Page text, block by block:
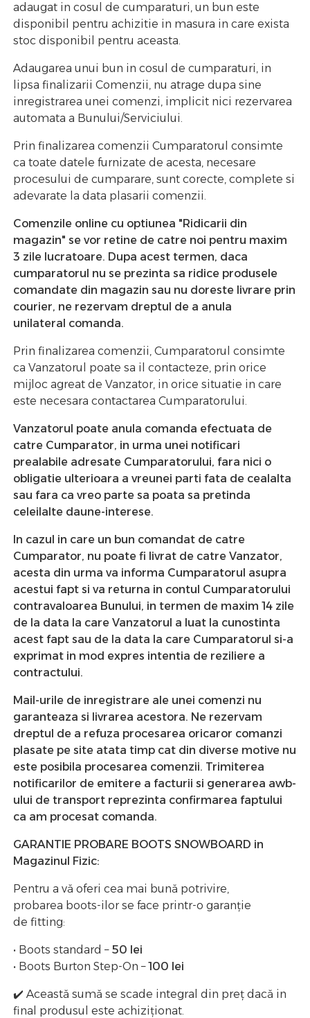
adaugat in cosul de cumparaturi, un bun este
disponibil pentru achizitie in masura in care exista
stoc disponibil pentru aceasta.
Adaugarea unui bun in cosul de cumparaturi, in
lipsa finalizarii Comenzii, nu atrage dupa sine
inregistrarea unei comenzi, implicit nici rezervarea
automata a Bunului/Serviciului.
Prin finalizarea comenzii Cumparatorul consimte
ca toate datele furnizate de acesta, necesare
procesului de cumparare, sunt corecte, complete si
adevarate la data plasarii comenzii.
Comenzile online cu optiunea "Ridicarii din
magazin" se vor retine de catre noi pentru maxim
3 zile lucratoare. Dupa acest termen, daca
cumparatorul nu se prezinta sa ridice produsele
comandate din magazin sau nu doreste livrare prin
courier, ne rezervam dreptul de a anula
unilateral comanda.
Prin finalizarea comenzii, Cumparatorul consimte
ca Vanzatorul poate sa il contacteze, prin orice
mijloc agreat de Vanzator, in orice situatie in care
este necesara contactarea Cumparatorului.
Vanzatorul poate anula comanda efectuata de
catre Cumparator, in urma unei notificari
prealabile adresate Cumparatorului, fara nici o
obligatie ulterioara a vreunei parti fata de cealalta
sau fara ca vreo parte sa poata sa pretinda
celeilalte daune-interese.
In cazul in care un bun comandat de catre
Cumparator, nu poate fi livrat de catre Vanzator,
acesta din urma va informa Cumparatorul asupra
acestui fapt si va returna in contul Cumparatorului
contravaloarea Bunului, in termen de maxim 14 zile
de la data la care Vanzatorul a luat la cunostinta
acest fapt sau de la data la care Cumparatorul si-a
exprimat in mod expres intentia de reziliere a
contractului.
Mail-urile de inregistrare ale unei comenzi nu
garanteaza si livrarea acestora. Ne rezervam
dreptul de a refuza procesarea oricaror comanzi
plasate pe site atata timp cat din diverse motive nu
este posibila procesarea comenzii. Trimiterea
notificarilor de emitere a facturii si generarea awb-
ului de transport reprezinta confirmarea faptului
ca am procesat comanda.
GARANTIE PROBARE BOOTS SNOWBOARD in
Magazinul Fizic:
Pentru a vă oferi cea mai bună potrivire,
probarea boots-ilor se face printr-o garanție
de fitting:
• Boots standard – 50 lei
• Boots Burton Step-On –100 lei
✔️ Această sumă se scade integral din preț dacă in
final produsul este achiziționat.